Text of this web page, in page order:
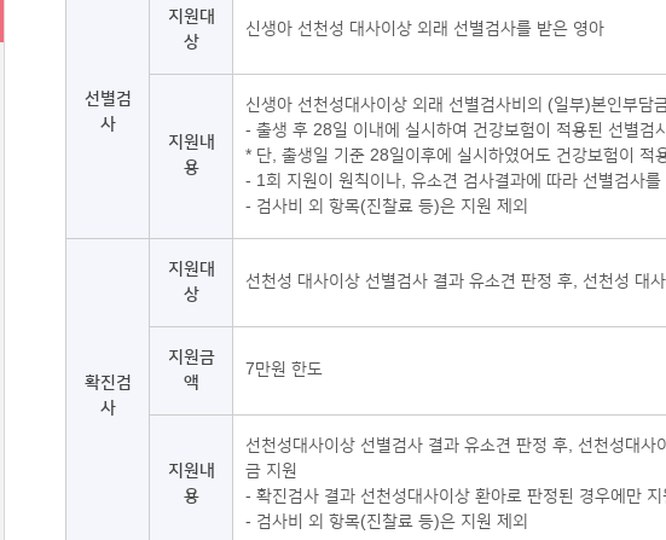
선별검
사
지원대
상
신생아 선천성 대사이상 외래 선별검사를 받은 영아
지원내
용
신생아 선천성대사이상 외래 선별검사비의 (일부)본인부담
- 출생 후 28일 이내에 실시하여 건강보험이 적용된 선별검
* 단, 출생일 기준 28일이후에 실시하였어도 건강보험이 적
- 1회 지원이 원칙이나, 유소견 검사결과에 따라 선별검사
- 검사비 외 항목(진찰료 등)은 지원 제외
확진검
사
지원대
상
선천성 대사이상 선별검사 결과 유소견 판정 후, 선천성 대
지원금
액
7만원 한도
지원내
용
선천성대사이상 선별검사 결과 유소견 판정 후, 선천성대
금 지원
- 확진검사 결과 선천성대사이상 환아로 판정된 경우에만 지
- 검사비 외 항목(진찰료 등)은 지원 제외